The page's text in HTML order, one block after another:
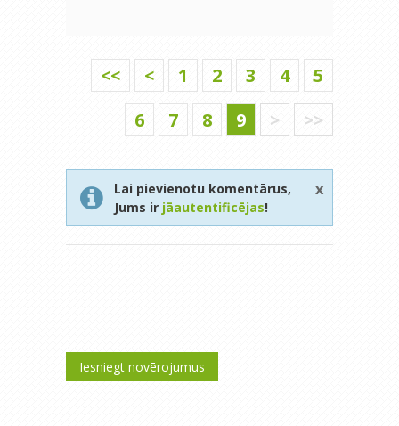
<< < 1 2 3 4
5
6
7 8 9 > >>
Lai pievienotu komentārus,
Jums ir jāautentificējas!
x
Iesniegt novērojumus